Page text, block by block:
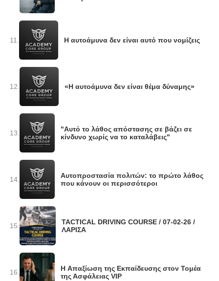
11. Η αυτοάμυνα δεν είναι αυτό που νομίζεις
12. «Η αυτοάμυνα δεν είναι θέμα δύναμης»
13.
"Αυτό το λάθος απόστασης σε βάζει σε
κίνδυνο χωρίς να το καταλάβεις"
14.
Αυτοπροστασία πολιτών: το πρώτο λάθος
που κάνουν οι περισσότεροι
15.
TACTICAL DRIVING COURSE / 07-02-26 /
ΛΑΡΙΣΑ
16.
H Απαξίωση της Εκπαίδευσης στον Τομέα
της Ασφάλειας VIP